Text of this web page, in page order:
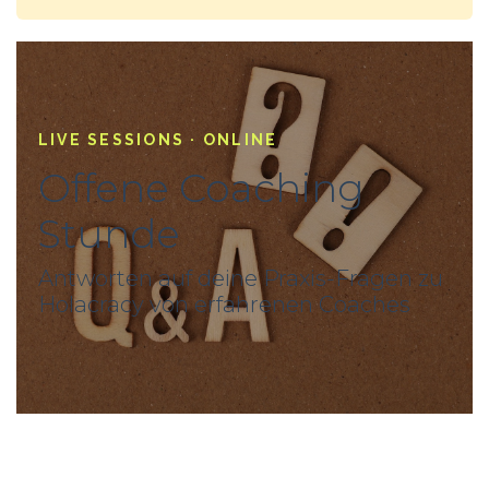
LIVE SESSIONS · ONLINE
Offene Coaching
Stunde
Antworten auf deine Praxis-Fragen zu
Holacracy von erfahrenen Coaches